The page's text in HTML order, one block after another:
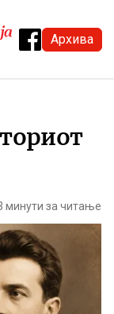
Архива
минути за читање